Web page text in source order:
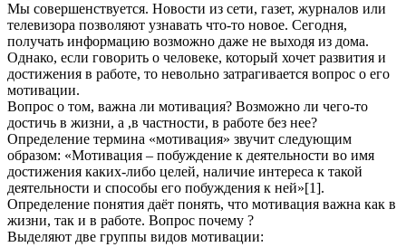
Мы совершенствуется. Новости из сети, газет, журналов или
телевизора позволяют узнавать что-то новое. Сегодня,
получать информацию возможно даже не выходя из дома.
Однако, если говорить о человеке, который хочет развития и
достижения в работе, то невольно затрагивается вопрос о его
мотивации.
Вопрос о том, важна ли мотивация? Возможно ли чего-то
достичь в жизни, а ,в частности, в работе без нее?
Определение термина «мотивация» звучит следующим
образом: «Мотивация – побуждение к деятельности во имя
достижения каких-либо целей, наличие интереса к такой
деятельности и способы его побуждения к ней»[1].
Определение понятия даёт понять, что мотивация важна как в
жизни, так и в работе. Вопрос почему ?
Выделяют две группы видов мотивации: